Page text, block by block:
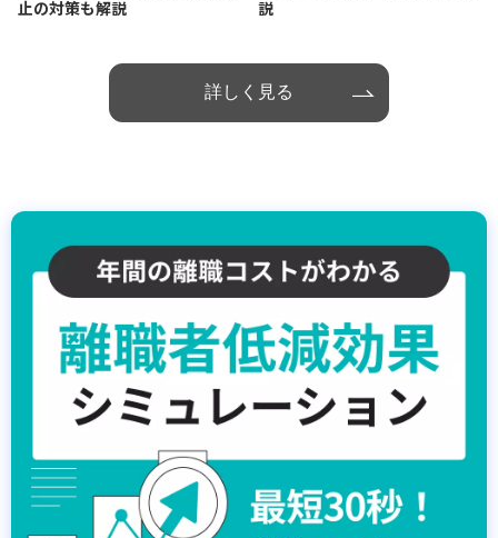
止の対策も解説
説
詳しく見る